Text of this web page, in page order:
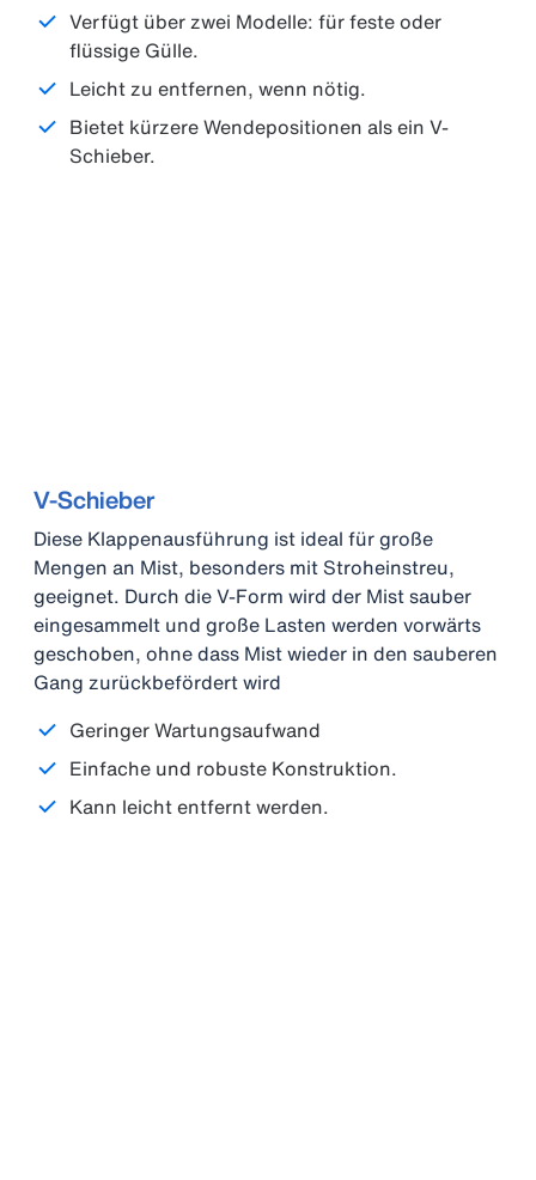
Verfügt über zwei Modelle: für feste oder
flüssige Gülle.
Leicht zu entfernen, wenn nötig.
Bietet kürzere Wendepositionen als ein V-
Schieber.
V-Schieber
Diese Klappenausführung ist ideal für große
Mengen an Mist, besonders mit Stroheinstreu,
geeignet. Durch die V-Form wird der Mist sauber
eingesammelt und große Lasten werden vorwärts
geschoben, ohne dass Mist wieder in den sauberen
Gang zurückbefördert wird
Geringer Wartungsaufwand
Einfache und robuste Konstruktion.
Kann leicht entfernt werden.